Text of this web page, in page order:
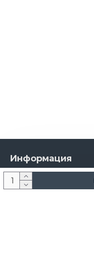
Информация
О компании
Новости и акции